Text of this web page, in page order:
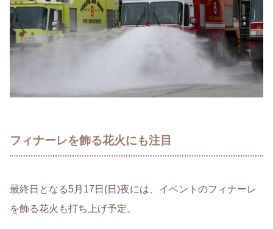
フィナーレを飾る花火にも注目
最終日となる5月17日(日)夜には、イベントのフィナーレ
を飾る花火も打ち上げ予定。